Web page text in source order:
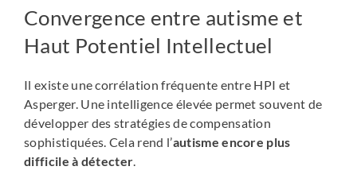
Convergence entre autisme et
Haut Potentiel Intellectuel
Il existe une corrélation fréquente entre HPI et
Asperger. Une intelligence élevée permet souvent de
développer des stratégies de compensation
sophistiquées. Cela rend l’autisme encore plus
difficile à détecter.